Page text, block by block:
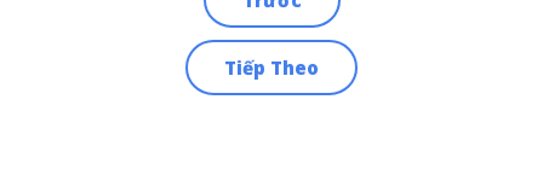
Tiếp Theo